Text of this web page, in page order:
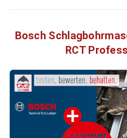
Bosch
RCT